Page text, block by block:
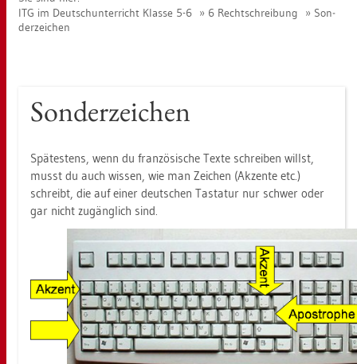
ITG im Deutsch­un­ter­richt Klas­se 5-6
6 Recht­schrei­bung
Son­
der­zei­chen
Son­der­zei­chen
Spä­tes­tens, wenn du fran­zö­si­sche Texte schrei­ben willst,
musst du auch wis­sen, wie man Zei­chen (Ak­zen­te etc.)
schreibt, die auf einer deut­schen Tas­ta­tur nur schwer oder
gar nicht zu­gäng­lich sind.